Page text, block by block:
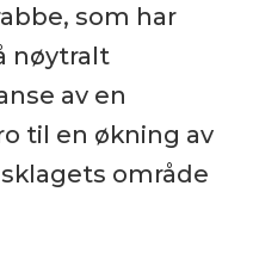
som har
nøytralt
av en
til en økning av
område